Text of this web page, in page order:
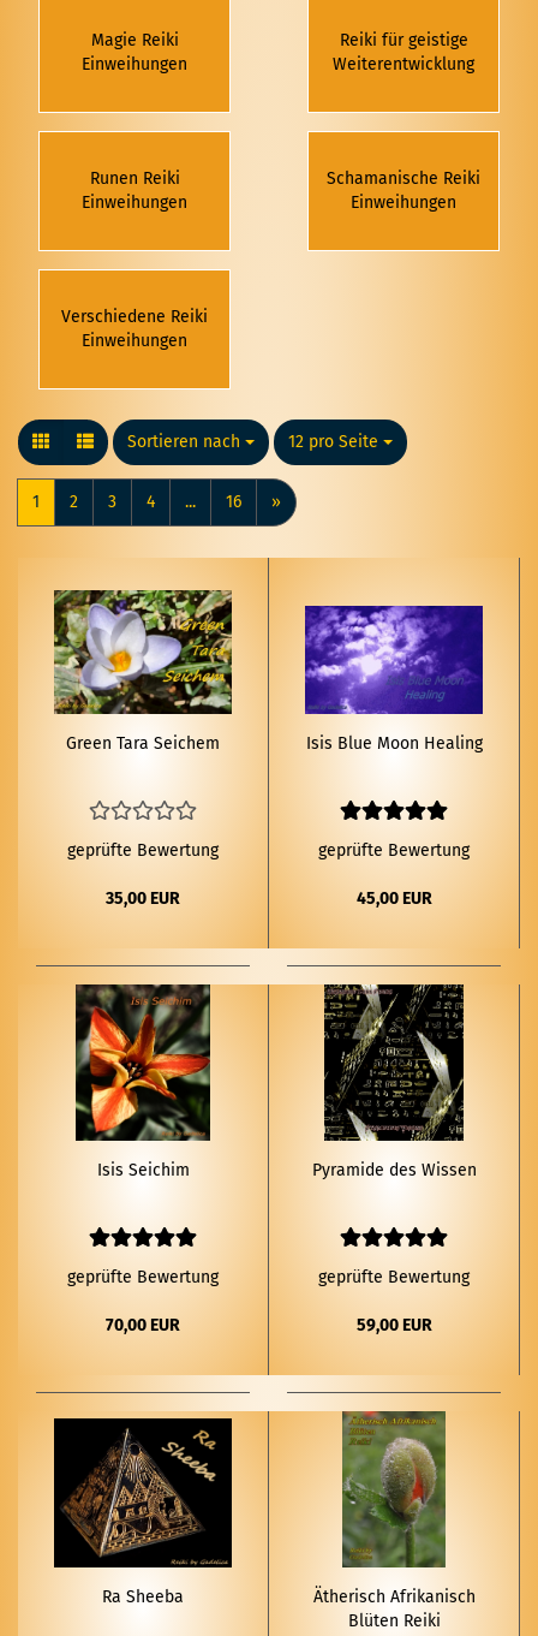
Magie Reiki
Einweihungen
Reiki für geistige
Weiterentwicklung
Runen Reiki
Einweihungen
Schamanische Reiki
Einweihungen
Verschiedene Reiki
Einweihungen
Sortieren nach
Sortieren nach 12 pro Seite
pro Seite
1 2 3 4 ... 16 »
Green Tara Sei­chem
geprüfte Bewertung
35,00 EUR
Isis Blue Moon He­a­ling
geprüfte Bewertung
45,00 EUR
Isis Sei­chim
geprüfte Bewertung
70,00 EUR
Py­ra­mi­de des Wis­sen
geprüfte Bewertung
59,00 EUR
Ra Shee­ba
Äthe­risch Afri­ka­nisch
Blü­ten Reiki